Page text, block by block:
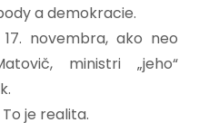
a demokracie.
novembra, ako neo
ministri „jeho“
je realita.